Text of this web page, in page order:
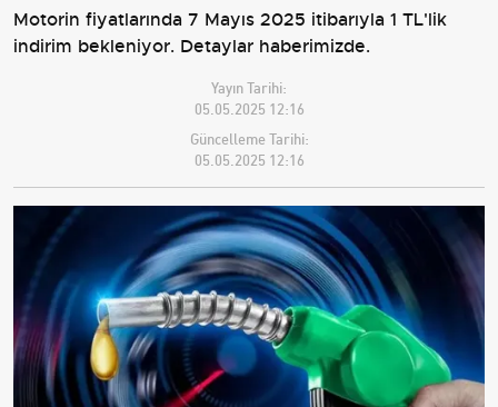
Motorin fiyatlarında 7 Mayıs 2025 itibarıyla 1 TL'lik
indirim bekleniyor. Detaylar haberimizde.
Yayın Tarihi:
05.05.2025 12:16
Güncelleme Tarihi:
05.05.2025 12:16